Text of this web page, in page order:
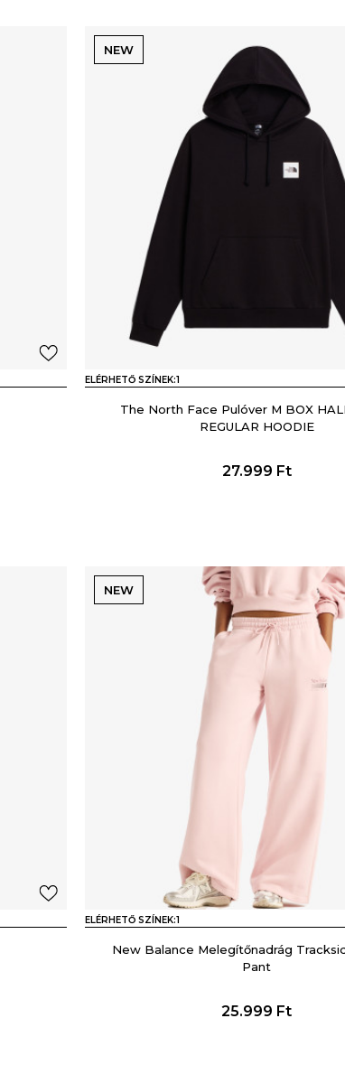
NEW
ELÉRHETŐ SZÍNEK:1
The North Face Pulóver M BOX
REGULAR HOODIE
27.999 Ft
NEW
ELÉRHETŐ SZÍNEK:1
New Balance Melegítőnadrág
Pant
25.999 Ft